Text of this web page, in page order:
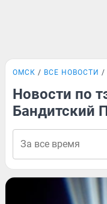
ОМСК ВСЕ НОВОСТИ
Новости по
Бандитский